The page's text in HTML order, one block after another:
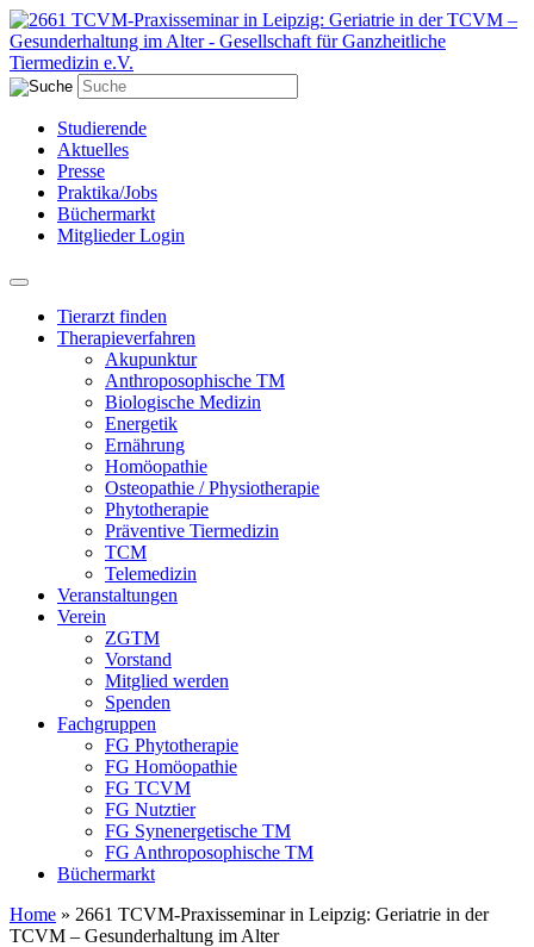
Studierende
Aktuelles
Presse
Praktika/Jobs
Büchermarkt
Mitglieder Login
Tierarzt finden
Therapieverfahren
Akupunktur
Anthroposophische TM
Biologische Medizin
Energetik
Ernährung
Homöopathie
Osteopathie / Physiotherapie
Phytotherapie
Präventive Tiermedizin
TCM
Telemedizin
Veranstaltungen
Verein
ZGTM
Vorstand
Mitglied werden
Spenden
Fachgruppen
FG Phytotherapie
FG Homöopathie
FG TCVM
FG Nutztier
FG Synenergetische TM
FG Anthroposophische TM
Büchermarkt
Home » 2661 TCVM-Praxisseminar in Leipzig: Geriatrie in der
TCVM – Gesunderhaltung im Alter